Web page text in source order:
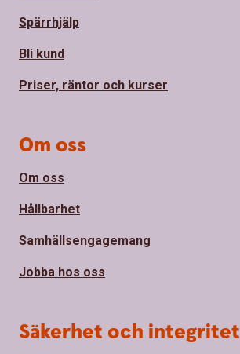
Spärrhjälp
Bli kund
Priser, räntor och kurser
Om oss
Om oss
Hållbarhet
Samhällsengagemang
Jobba hos oss
Säkerhet och integritet